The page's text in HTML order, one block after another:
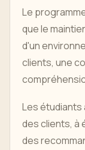
Le
que le
d'un
clients, une
Les étudiants
des clients, à
des